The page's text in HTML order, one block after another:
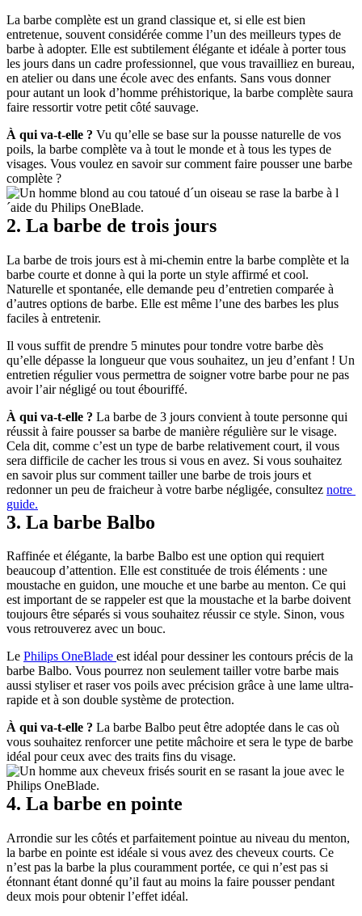
La barbe complète est un grand classique et, si elle est bien
entretenue, souvent considérée comme l’un des meilleurs types de
barbe à adopter. Elle est subtilement élégante et idéale à porter tous
les jours dans un cadre professionnel, que vous travailliez en bureau,
en atelier ou dans une école avec des enfants. Sans vous donner
pour autant un look d’homme préhistorique, la barbe complète saura
faire ressortir votre petit côté sauvage.
À qui va-t-elle ? Vu qu’elle se base sur la pousse naturelle de vos
poils, la barbe complète va à tout le monde et à tous les types de
visages. Vous voulez en savoir sur comment faire pousser une barbe
complète ?
2. La barbe de trois jours
La barbe de trois jours est à mi-chemin entre la barbe complète et la
barbe courte et donne à qui la porte un style affirmé et cool.
Naturelle et spontanée, elle demande peu d’entretien comparée à
d’autres options de barbe. Elle est même l’une des barbes les plus
faciles à entretenir.
Il vous suffit de prendre 5 minutes pour tondre votre barbe dès
qu’elle dépasse la longueur que vous souhaitez, un jeu d’enfant ! Un
entretien régulier vous permettra de soigner votre barbe pour ne pas
avoir l’air négligé ou tout ébouriffé.
À qui va-t-elle ? La barbe de 3 jours convient à toute personne qui
réussit à faire pousser sa barbe de manière régulière sur le visage.
Cela dit, comme c’est un type de barbe relativement court, il vous
sera difficile de cacher les trous si vous en avez. Si vous souhaitez
en savoir plus sur comment tailler une barbe de trois jours et
redonner un peu de fraicheur à votre barbe négligée, consultez notre
guide.
3. La barbe Balbo
Raffinée et élégante, la barbe Balbo est une option qui requiert
beaucoup d’attention. Elle est constituée de trois éléments : une
moustache en guidon, une mouche et une barbe au menton. Ce qui
est important de se rappeler est que la moustache et la barbe doivent
toujours être séparés si vous souhaitez réussir ce style. Sinon, vous
vous retrouverez avec un bouc.
Le Philips OneBlade est idéal pour dessiner les contours précis de la
barbe Balbo. Vous pourrez non seulement tailler votre barbe mais
aussi styliser et raser vos poils avec précision grâce à une lame ultra-
rapide et à son double système de protection.
À qui va-t-elle ? La barbe Balbo peut être adoptée dans le cas où
vous souhaitez renforcer une petite mâchoire et sera le type de barbe
idéal pour ceux avec des traits fins du visage.
4. La barbe en pointe
Arrondie sur les côtés et parfaitement pointue au niveau du menton,
la barbe en pointe est idéale si vous avez des cheveux courts. Ce
n’est pas la barbe la plus couramment portée, ce qui n’est pas si
étonnant étant donné qu’il faut au moins la faire pousser pendant
deux mois pour obtenir l’effet idéal.